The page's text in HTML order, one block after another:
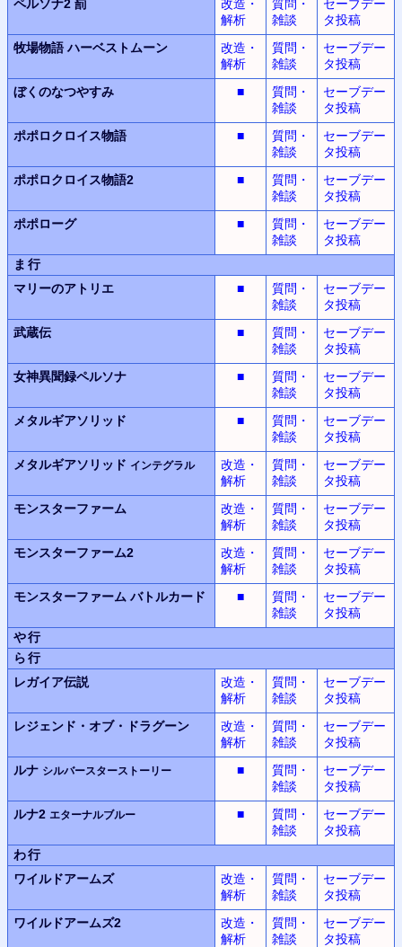
ペルソナ2 罰
改造・
解析
質問・
雑談
セーブデー
タ投稿
牧場物語ハーベストムーン
改造・
解析
質問・
雑談
セーブデー
タ投稿
ぼくのなつやすみ
■
質問・
雑談
セーブデー
タ投稿
ポポロクロイス物語
■
質問・
雑談
セーブデー
タ投稿
ポポロクロイス物語2
■
質問・
雑談
セーブデー
タ投稿
ポポローグ
■
質問・
雑談
セーブデー
タ投稿
ま行
マリーのアトリエ
■
質問・
雑談
セーブデー
タ投稿
武蔵伝
■
質問・
雑談
セーブデー
タ投稿
女神異聞録ペルソナ ■
質問・
雑談
セーブデー
タ投稿
メタルギアソリッド
■
質問・
雑談
セーブデー
タ投稿
メタルギアソリッド インテグラル
改造・
解析
質問・
雑談
セーブデー
タ投稿
モンスターファーム
改造・
解析
質問・
雑談
セーブデー
タ投稿
モンスターファーム2
改造・
解析
質問・
雑談
セーブデー
タ投稿
モンスターファーム バトルカード ■
質問・
雑談
セーブデー
タ投稿
や行
ら行
レガイア伝説
改造・
解析
質問・
雑談
セーブデー
タ投稿
レジェンド・オブ・ドラグーン
改造・
解析
質問・
雑談
セーブデー
タ投稿
ルナ シルバースターストーリー ■
質問・
雑談
セーブデー
タ投稿
ルナ2 エターナルブルー ■
質問・
雑談
セーブデー
タ投稿
わ行
ワイルドアームズ
改造・
解析
質問・
雑談
セーブデー
タ投稿
ワイルドアームズ2
改造・
解析
質問・
雑談
セーブデー
タ投稿